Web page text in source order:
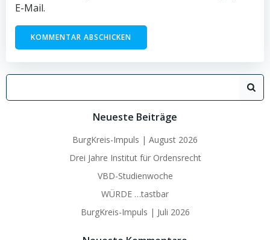
E-Mail.
for:
Neueste Beiträge
BurgKreis-Impuls | August 2026
Drei Jahre Institut für Ordensrecht
VBD-Studienwoche
WÜRDE …tastbar
BurgKreis-Impuls | Juli 2026